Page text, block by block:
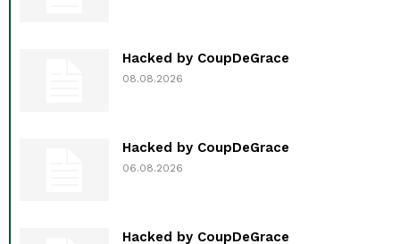
Hacked by CoupDeGrace
08.08.2026
Hacked by CoupDeGrace
06.08.2026
Hacked by CoupDeGrace